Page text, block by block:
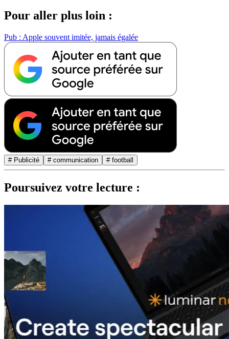
Pour aller plus loin :
Pub : Apple souvent imitée, jamais égalée
# Publicité # communication # football
Poursuivez votre lecture :